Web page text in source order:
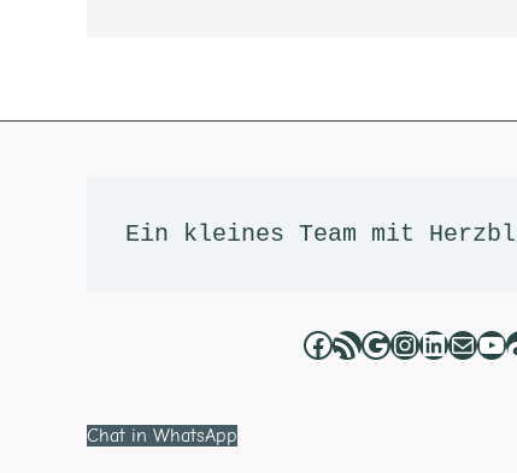
Ein kleines Team mit
Chat in WhatsApp